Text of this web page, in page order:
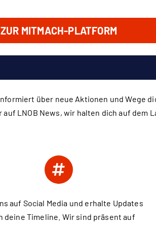
ZUR MITMACH-PLATFORM
über neue Aktionen und Wege
auf LNOB News, wir halten dich auf dem
auf Social Media und erhalte Updates
deine Timeline. Wir sind präsent auf